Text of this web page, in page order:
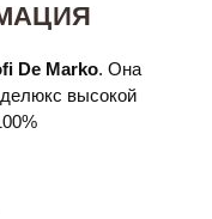
De Marko. Она
делюкс высокой